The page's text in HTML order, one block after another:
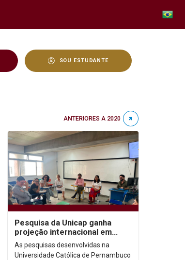
SOU ESTUDANTE
ANTERIORES A 2020
Pesquisa da Unicap ganha
projeção internacional em
congressos no Brasil e no
México
As pesquisas desenvolvidas na
Universidade Católica de Pernambuco